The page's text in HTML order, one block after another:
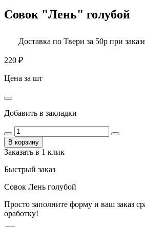
Совок "Лень" голубой
Доставка по Твери за 50р при
220 ₽
Цена за шт
Добавить в закладки
В корзину
Заказать в 1 клик
Быстрый заказ
Совок Лень голубой
Просто заполните форму и ваш заказ
оработку!